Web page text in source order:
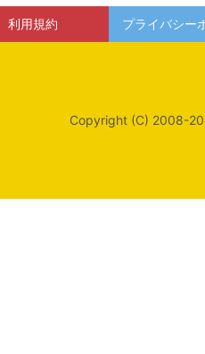
利用規約 プライバシー
Copyright (C) 2008-